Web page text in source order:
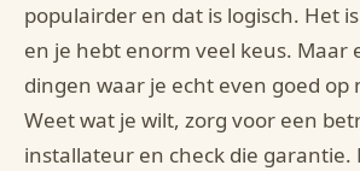
populairder en dat is logisch. Het
en je hebt enorm veel keus. Maar
dingen waar je echt even goed op
Weet wat je wilt, zorg voor een
installateur en check die garantie.